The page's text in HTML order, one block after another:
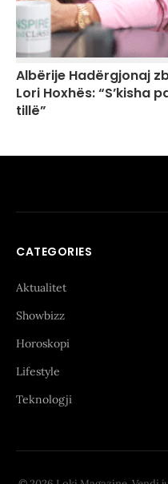
Albërije Hadërgjonaj
Lori Hoxhës: “S’kisha
tillë”
CATEGORIES
Aktualitet
Showbizz
Horoskopi
Lifestyle
Teknologji